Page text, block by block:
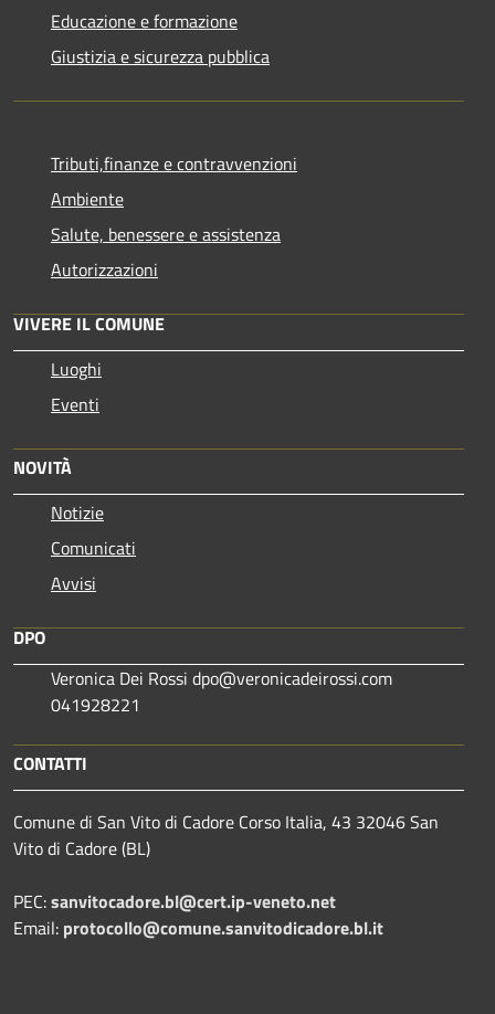
Educazione e formazione
Giustizia e sicurezza pubblica
Tributi,finanze e contravvenzioni
Ambiente
Salute, benessere e assistenza
Autorizzazioni
VIVERE IL COMUNE
Luoghi
Eventi
NOVITÀ
Notizie
Comunicati
Avvisi
DPO
Veronica Dei Rossi dpo@veronicadeirossi.com
041928221
CONTATTI
Comune di San Vito di Cadore Corso Italia, 43 32046 San
Vito di Cadore (BL)
PEC:sanvitocadore.bl@cert.ip-veneto.net
Email: protocollo@comune.sanvitodicadore.bl.it